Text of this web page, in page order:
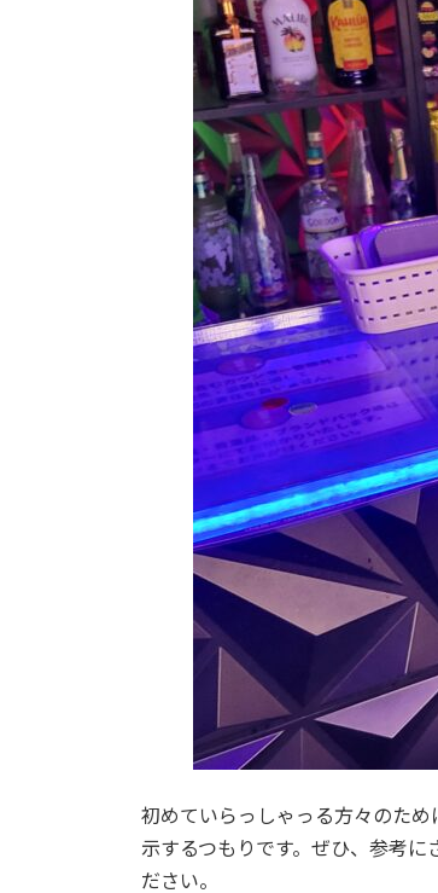
初めていらっしゃっる方々のた
示するつもりです。ぜひ、参考
ださい。